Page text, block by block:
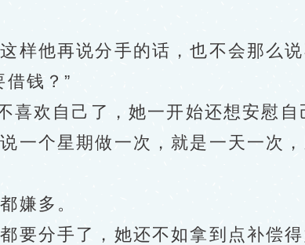
他再说分手的话，也不会那么说
钱？”
欢自己了，她一开始还想安慰自
一个星期做一次，就是一天一次，
嫌多。
分手了，她还不如拿到点补偿得